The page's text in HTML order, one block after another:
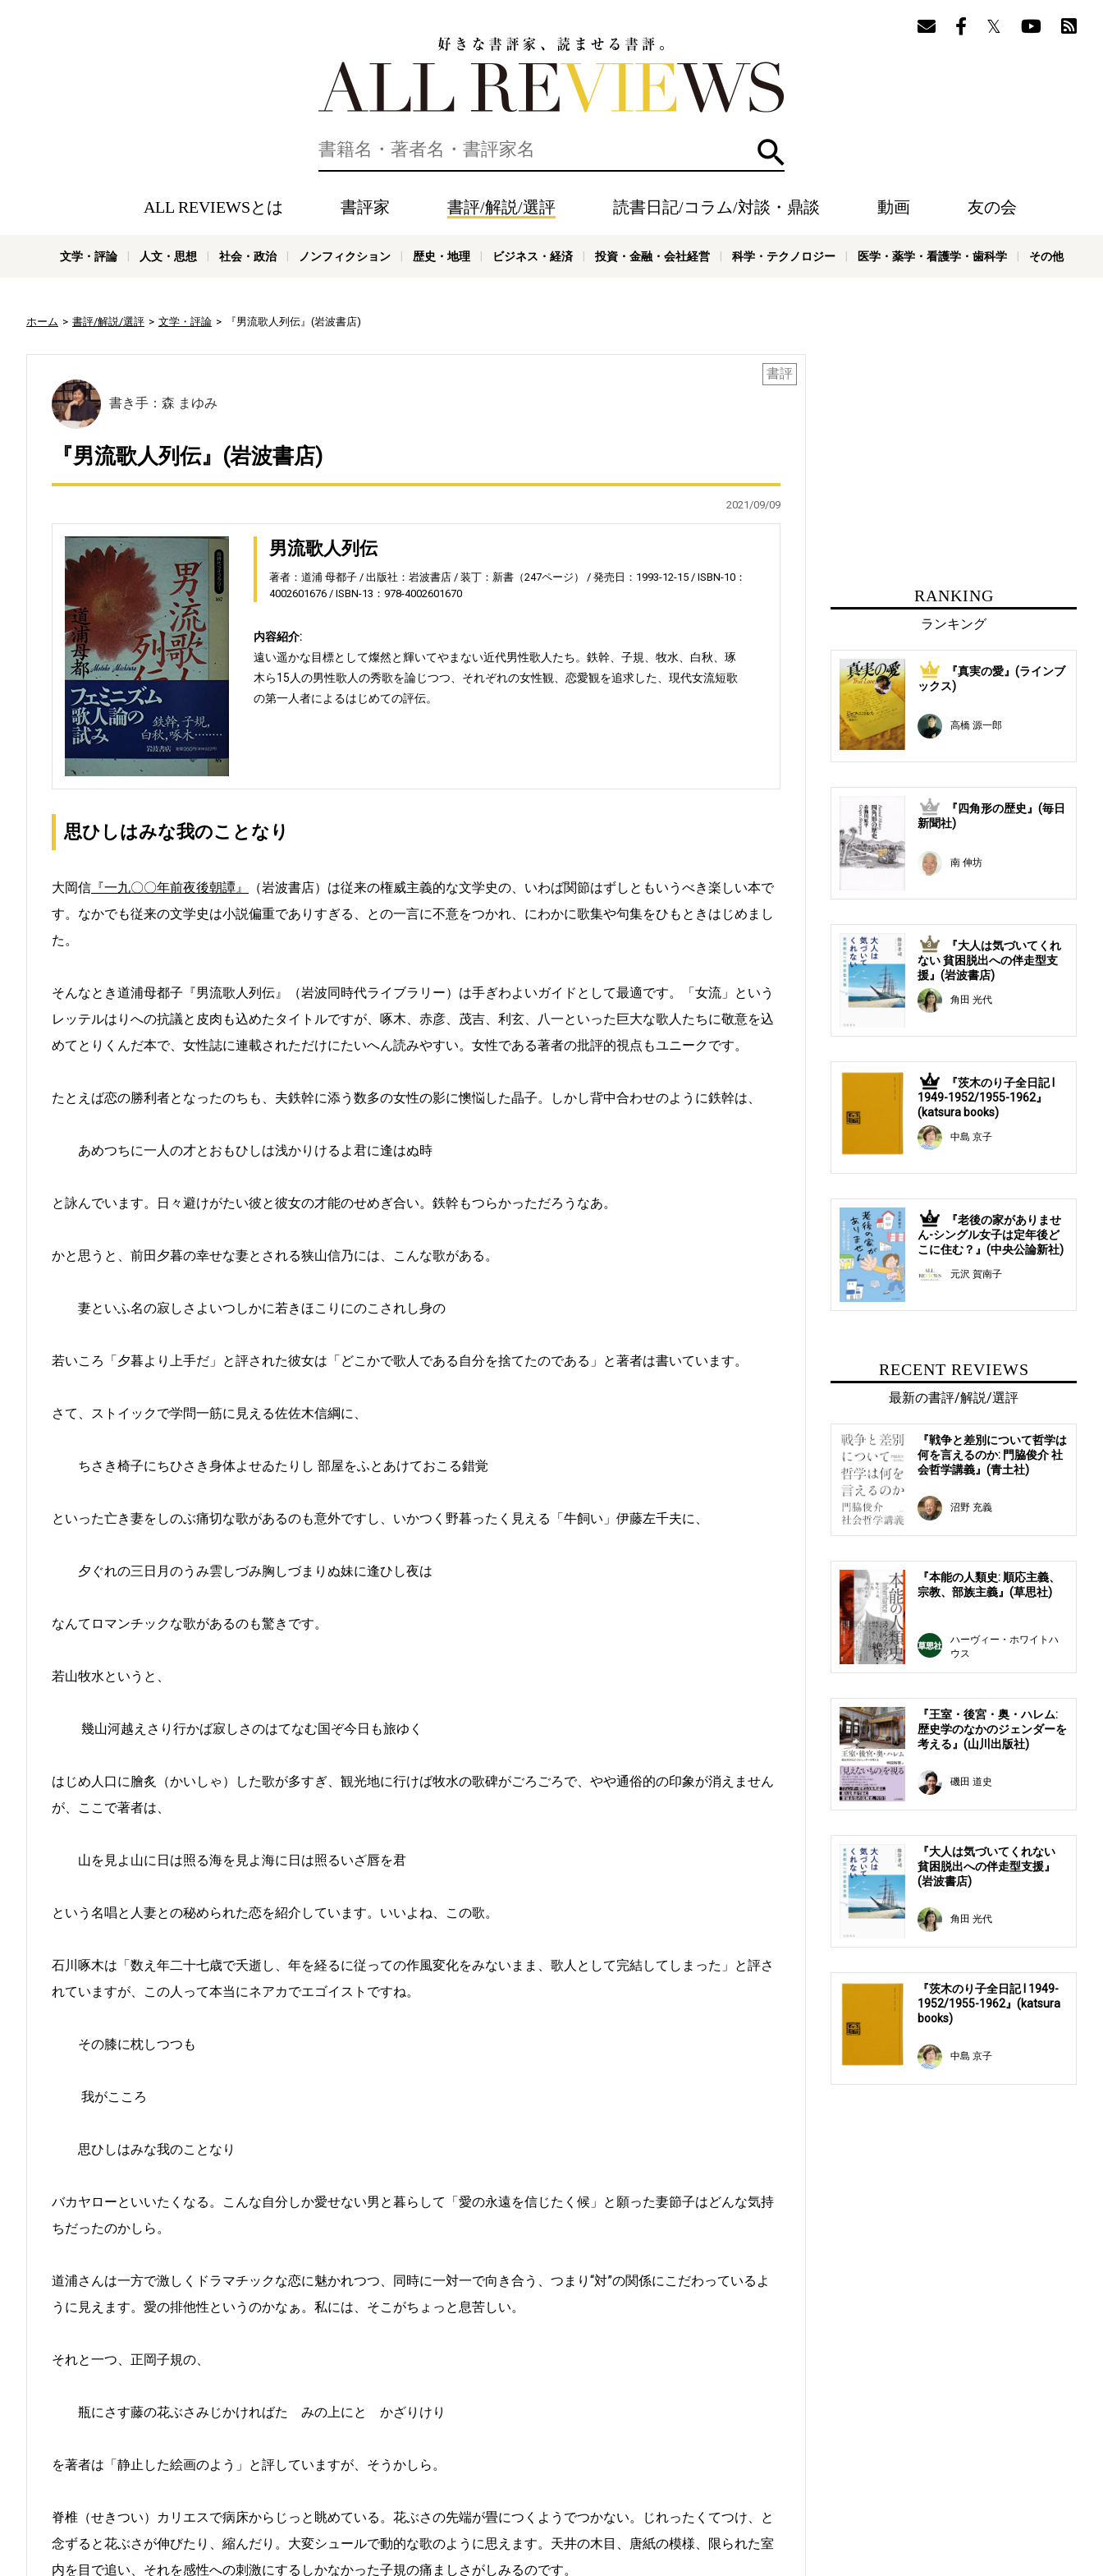
検索
ALL REVIEWSとは 書評家 書評/解説/選評 読書日記/コラム/対談・鼎談 動画 友の会
文学・評論 人文・思想 社会・政治 ノンフィクション 歴史・地理 ビジネス・経済 投資・金融・会社経営 科学・テクノロジー 医学・薬学・看護学・歯科学 その他
ホーム 書評/解説/選評 文学・評論 『男流歌人列伝』(岩波書店)
書評
書き手：森 まゆみ
『男流歌人列伝』(岩波書店)
2021/09/09
男流歌人列伝
著者：道浦 母都子 出版社：岩波書店 装丁：新書（247ページ） 発売日：1993-12-15
ISBN-10：
4002601676
ISBN-13：978-4002601670
内容紹介:
遠い遥かな目標として燦然と輝いてやまない近代男性歌人たち。鉄幹、子規、牧水、白秋、琢
木ら15人の男性歌人の秀歌を論じつつ、それぞれの女性観、恋愛観を追求した、現代女流短歌
の第一人者によるはじめての評伝。
思ひしはみな我のことなり
大岡信 『一九〇〇年前夜後朝譚』
（岩波書店）は従来の権威主義的な文学史の、いわば関節はずしともいうべき楽しい本で
す。なかでも従来の文学史は小説偏重でありすぎる、との一言に不意をつかれ、にわかに歌集や句集をひもときはじめまし
た。
そんなとき道浦母都子『男流歌人列伝』（岩波同時代ライブラリー）は手ぎわよいガイドとして最適です。「女流」という
レッテルはりへの抗議と皮肉も込めたタイトルですが、啄木、赤彦、茂吉、利玄、八一といった巨大な歌人たちに敬意を込
めてとりくんだ本で、女性誌に連載されただけにたいへん読みやすい。女性である著者の批評的視点もユニークです。
たとえば恋の勝利者となったのちも、夫鉄幹に添う数多の女性の影に懊悩した晶子。しかし背中合わせのように鉄幹は、
あめつちに一人の才とおもひしは浅かりけるよ君に逢はぬ時
と詠んでいます。日々避けがたい彼と彼女の才能のせめぎ合い。鉄幹もつらかっただろうなあ。
かと思うと、前田夕暮の幸せな妻とされる狭山信乃には、こんな歌がある。
妻といふ名の寂しさよいつしかに若きほこりにのこされし身の
若いころ「夕暮より上手だ」と評された彼女は「どこかで歌人である自分を捨てたのである」と著者は書いています。
さて、ストイックで学問一筋に見える佐佐木信綱に、
ちさき椅子にちひさき身体よせゐたりし 部屋をふとあけておこる錯覚
といった亡き妻をしのぶ痛切な歌があるのも意外ですし、いかつく野暮ったく見える「牛飼い」伊藤左千夫に、
夕ぐれの三日月のうみ雲しづみ胸しづまりぬ妹に逢ひし夜は
なんてロマンチックな歌があるのも驚きです。
若山牧水というと、
幾山河越えさり行かば寂しさのはてなむ国ぞ今日も旅ゆく
はじめ人口に膾炙（かいしゃ）した歌が多すぎ、観光地に行けば牧水の歌碑がごろごろで、やや通俗的の印象が消えません
が、ここで著者は、
山を見よ山に日は照る海を見よ海に日は照るいざ唇を君
という名唱と人妻との秘められた恋を紹介しています。いいよね、この歌。
石川啄木は「数え年二十七歳で夭逝し、年を経るに従っての作風変化をみないまま、歌人として完結してしまった」と評さ
れていますが、この人って本当にネアカでエゴイストですね。
その膝に枕しつつも
我がこころ
思ひしはみな我のことなり
バカヤローといいたくなる。こんな自分しか愛せない男と暮らして「愛の永遠を信じたく候」と願った妻節子はどんな気持
ちだったのかしら。
道浦さんは一方で激しくドラマチックな恋に魅かれつつ、同時に一対一で向き合う、つまり“対”の関係にこだわっているよ
うに見えます。愛の排他性というのかなぁ。私には、そこがちょっと息苦しい。
それと一つ、正岡子規の、
瓶にさす藤の花ぶさみじかければたゝみの上にとゝかざりけり
を著者は「静止した絵画のよう」と評していますが、そうかしら。
脊椎（せきつい）カリエスで病床からじっと眺めている。花ぶさの先端が畳につくようでつかない。じれったくてつけ、と
念ずると花ぶさが伸びたり、縮んだり。大変シュールで動的な歌のように思えます。天井の木目、唐紙の模様、限られた室
内を目で追い、それを感性への刺激にするしかなかった子規の痛ましさがしみるのです。
RANKING
ランキング
1
『真実の愛』(ラインブ
ックス)
高橋 源一郎
2
『四角形の歴史』(毎日
新聞社)
南 伸坊
3
『大人は気づいてくれ
ない 貧困脱出への伴走型支
援』(岩波書店)
角田 光代
4
『茨木のり子全日記 Ⅰ
1949-1952/1955-1962』
(katsura books)
中島 京子
5
『老後の家がありませ
ん-シングル女子は定年後ど
こに住む？』(中央公論新社)
元沢 賀南子
RECENT REVIEWS
最新の書評/解説/選評
『戦争と差別について哲学は
何を言えるのか: 門脇俊介 社
会哲学講義』(青土社)
沼野 充義
『本能の人類史: 順応主義、
宗教、部族主義』(草思社)
ハーヴィー・ホワイトハ
ウス
『王室・後宮・奥・ハレム:
歴史学のなかのジェンダーを
考える』(山川出版社)
磯田 道史
『大人は気づいてくれない
貧困脱出への伴走型支援』
(岩波書店)
角田 光代
『茨木のり子全日記 Ⅰ 1949-
1952/1955-1962』(katsura
books)
中島 京子